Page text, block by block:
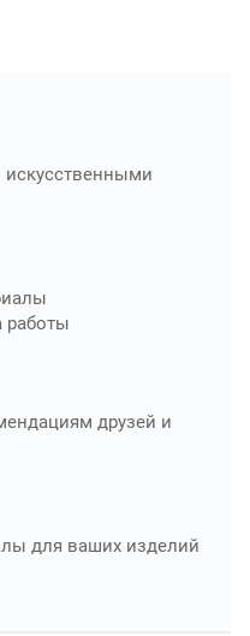
работы
друзей и
для ваших изделий